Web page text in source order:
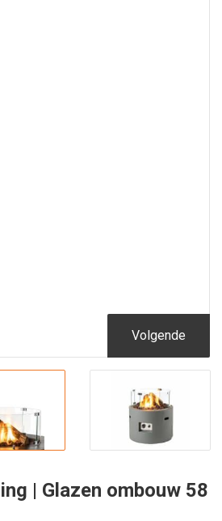
Volgende
| Glazen ombouw 58